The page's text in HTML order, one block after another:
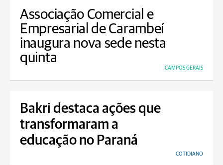
Associação Comercial e
Empresarial de Carambeí
inaugura nova sede nesta
quinta
CAMPOS GERAIS
Bakri destaca ações que
transformaram a
educação no Paraná
COTIDIANO